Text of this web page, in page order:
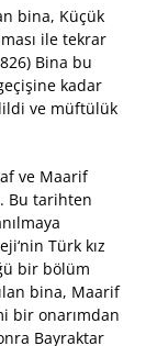
bina, Küçük
ile tekrar
Bina bu
kadar
ve müftülük
ve Maarif
Bu tarihten
Türk kız
bir bölüm
bina, Maarif
bir onarımdan
Bayraktar